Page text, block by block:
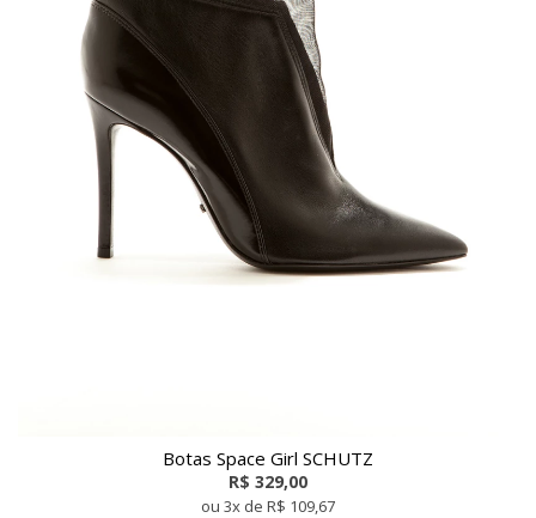
Botas Space Girl SCHUTZ
R$ 329,00
ou 3x de R$ 109,67